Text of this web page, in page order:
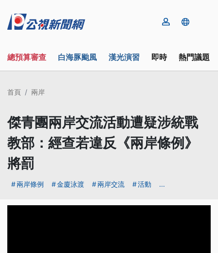
總預算審查 白海豚颱風 漢光演習 即時 熱門議題
首頁 兩岸
傑青團兩岸交流活動遭疑涉統戰
教部：經查若違反《兩岸條例》
將罰
兩岸條例 金廈泳渡 兩岸交流 活動 ...